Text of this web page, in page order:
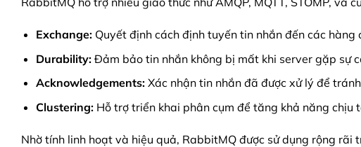
Exchange:Quyết định cách định tuyến tin nhắn đến các hàng
Durability:Đảm bảo tin nhắn không bị mất khi server gặp sự
Acknowledgements:Xác nhận tin nhắn đã được xử lý để
Clustering:Hỗ trợ triển khai phân cụm để tăng khả năng chịu
Nhờ tính linh hoạt và hiệu quả, RabbitMQ được sử dụng rộng